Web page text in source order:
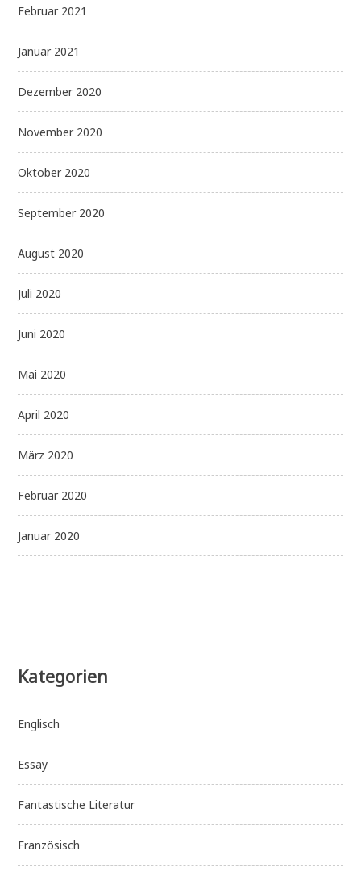
Februar 2021
Januar 2021
Dezember 2020
November 2020
Oktober 2020
September 2020
August 2020
Juli 2020
Juni 2020
Mai 2020
April 2020
März 2020
Februar 2020
Januar 2020
Kategorien
Englisch
Essay
Fantastische Literatur
Französisch